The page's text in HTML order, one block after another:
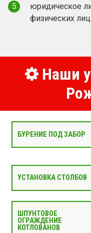
5
юридическое
физических лиц
Наши
БУРЕНИЕ ПОД ЗАБОР
УСТАНОВКА СТОЛБОВ
ШПУНТОВОЕ
ОГРАЖДЕНИЕ
КОТЛОВАНОВ